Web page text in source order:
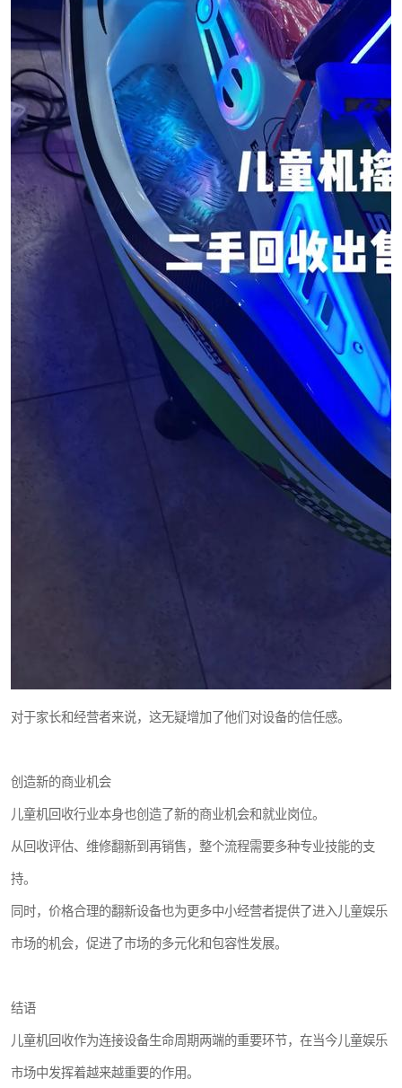
对于家长和经营者来说，这无疑增加了他们对设备的信任感。
创造新的商业机会
儿童机回收行业本身也创造了新的商业机会和就业岗位。
从回收评估、维修翻新到再销售，整个流程需要多种专业技能的支
持。
同时，价格合理的翻新设备也为更多中小经营者提供了进入儿童娱乐
市场的机会，促进了市场的多元化和包容性发展。
结语
儿童机回收作为连接设备生命周期两端的重要环节，在当今儿童娱乐
市场中发挥着越来越重要的作用。